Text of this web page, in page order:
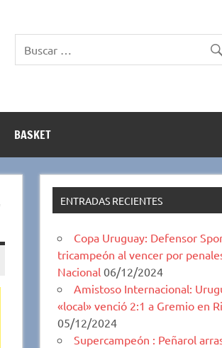
BASKET
ENTRADAS RECIENTES
Copa Uruguay: Defensor
tricampeón al vencer por
Nacional 06/12/2024
Amistoso Internacional:
«local» venció 2:1 a Gremio en
05/12/2024
Supercampeón : Peñarol